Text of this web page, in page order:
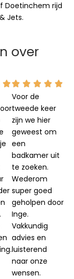
Doetinchem rijd
Jets.
over
Voor de
tweede keer
zijn we hier
geweest om
een
badkamer uit
te zoeken.
Wederom
super goed
geholpen door
Inge.
Vakkundig
advies en
luisterend
naar onze
wensen.